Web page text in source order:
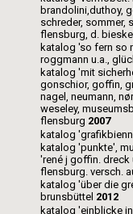
brandolini,duthoy,
schreder, sommer,
flensburg, d.
katalog 'so fern so
roggmann u.a.,
katalog 'mit
gonschior, goffin,
nagel, neumann,
weseley,
flensburg 2007
katalog
katalog 'punkte',
'rené j goffin. dreck
flensburg. versch.
katalog 'über die
brunsbüttel 2012
katalog 'einblicke